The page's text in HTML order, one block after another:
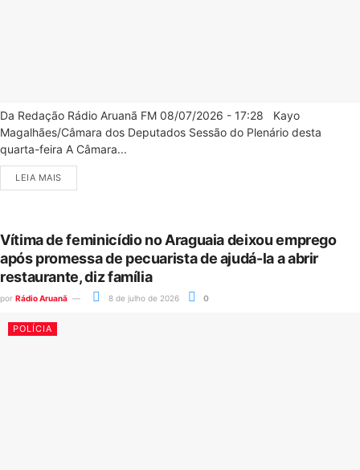
Da Redação Rádio Aruanã FM 08/07/2026 - 17:28 Kayo
Magalhães/Câmara dos Deputados Sessão do Plenário desta
quarta-feira A Câmara...
LEIA MAIS
Vítima de feminicídio no Araguaia deixou emprego
após promessa de pecuarista de ajudá-la a abrir
restaurante, diz família
por Rádio Aruanã 8 de julho de 2026 0
POLÍCIA